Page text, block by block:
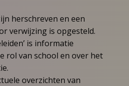
herschreven en een
verwijzing is opgesteld.
is informatie
rol van school en over het
overzichten van